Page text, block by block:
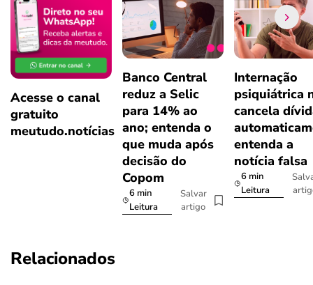
Acesse o canal
gratuito
meutudo.notícias
Banco Central
reduz a Selic
para 14% ao
ano; entenda o
que muda após
decisão do
Copom
6 min
Leitura
Salvar
artigo
Internação
psiquiátrica
cancela
entenda a
notícia falsa
6 min
Leitura
Relacionados